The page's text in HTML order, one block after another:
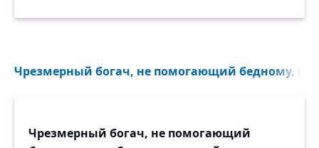
Чрезмерный богач, не помогающий бедному,
Чрезмерный богач, не помогающий